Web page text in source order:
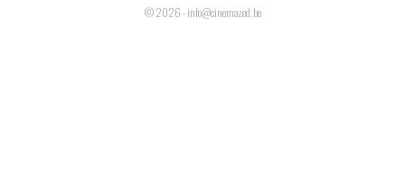
© 2026 - info@cinemazed.be